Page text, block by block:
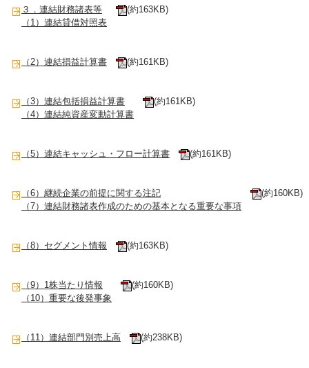
３．連結財務諸表等
（1）連結貸借対照表
(約163KB)
（2）連結損益計算書 (約161KB)
（3）連結包括損益計算書
（4）連結純資産変動計算書
(約161KB)
（5）連結キャッシュ・フロー計算書 (約161KB)
（6）継続企業の前提に関する注記
（7）連結財務諸表作成のための基本となる重要な事項
(約160KB)
（8）セグメント情報 (約163KB)
（9）1株当たり情報
（10）重要な後発事象
(約160KB)
（11）連結部門別売上高 (約238KB)